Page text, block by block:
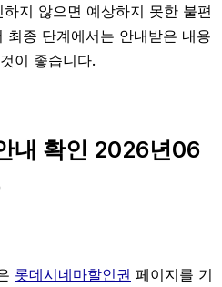
지 않으면 예상하지 못한 불편
최종 단계에서는 안내받은 내용
이 좋습니다.
내 확인 2026년06
롯데시네마할인권 페이지를 기